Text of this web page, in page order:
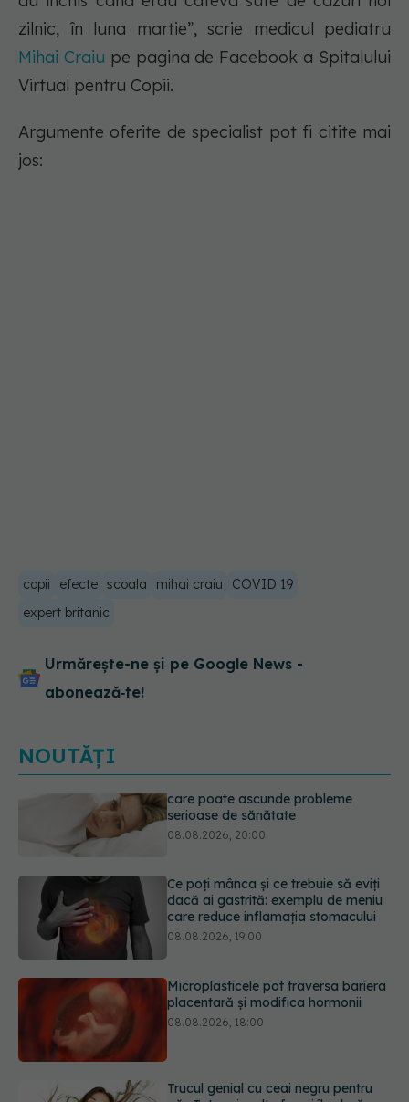
zilnic, în luna martie”, scrie medicul pediatru
Mihai Craiu pe pagina de Facebook a Spitalului
Virtual pentru Copii.
Argumente oferite de specialist pot fi citite mai
jos:
copii efecte scoala mihai craiu
COVID 19
expert britanic
Urmărește-ne și pe Google News -
abonează‑te!
NOUTĂȚI
Ce poți mânca și ce trebuie să eviți
dacă ai gastrită: exemplu de meniu
Microplasticele pot traversa bariera
placentară și modifica hormonii
Trucul genial cu ceai negru pentru